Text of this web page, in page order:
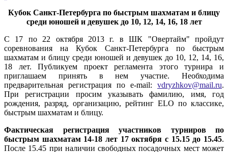
Кубок Санкт-Петербурга по быстрым шахматам и блицу
среди юношей и девушек до 10, 12, 14, 16, 18 лет
С 17 по 22 октября 2013 г. в ШК "Овертайм" пройдут
соревнования на Кубок Санкт-Петербурга по быстрым
шахматам и блицу среди юношей и девушек до 10, 12, 14, 16,
18 лет. Публикуем проект регламента этого турнира и
приглашаем принять в нем участие. Необходима
предварительная регистрация по e-mail: vdryzhkov@mail.ru.
При регистрации просим указывать фамилию, имя, год
рождения, разряд, организацию, рейтинг ELO по классике,
быстрым шахматам и блицу.
Фактическая регистрация участников турниров по
быстрым шахматам 14-18 лет 17 октября с 15.15 до 15.45.
После 15.45 при наличии свободных посадочных мест может